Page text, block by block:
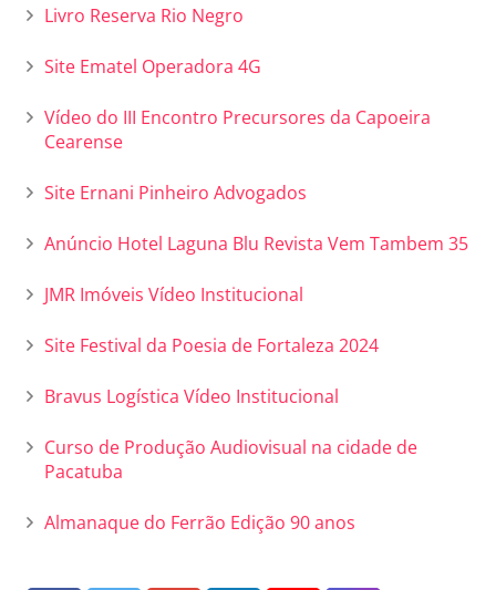
Livro Reserva Rio Negro
Site Ematel Operadora 4G
Vídeo do III Encontro Precursores da Capoeira
Cearense
Site Ernani Pinheiro Advogados
Anúncio Hotel Laguna Blu Revista Vem Tambem 35
JMR Imóveis Vídeo Institucional
Site Festival da Poesia de Fortaleza 2024
Bravus Logística Vídeo Institucional
Curso de Produção Audiovisual na cidade de
Pacatuba
Almanaque do Ferrão Edição 90 anos